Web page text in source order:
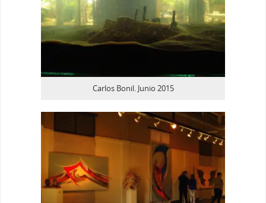
Carlos Bonil. Junio 2015